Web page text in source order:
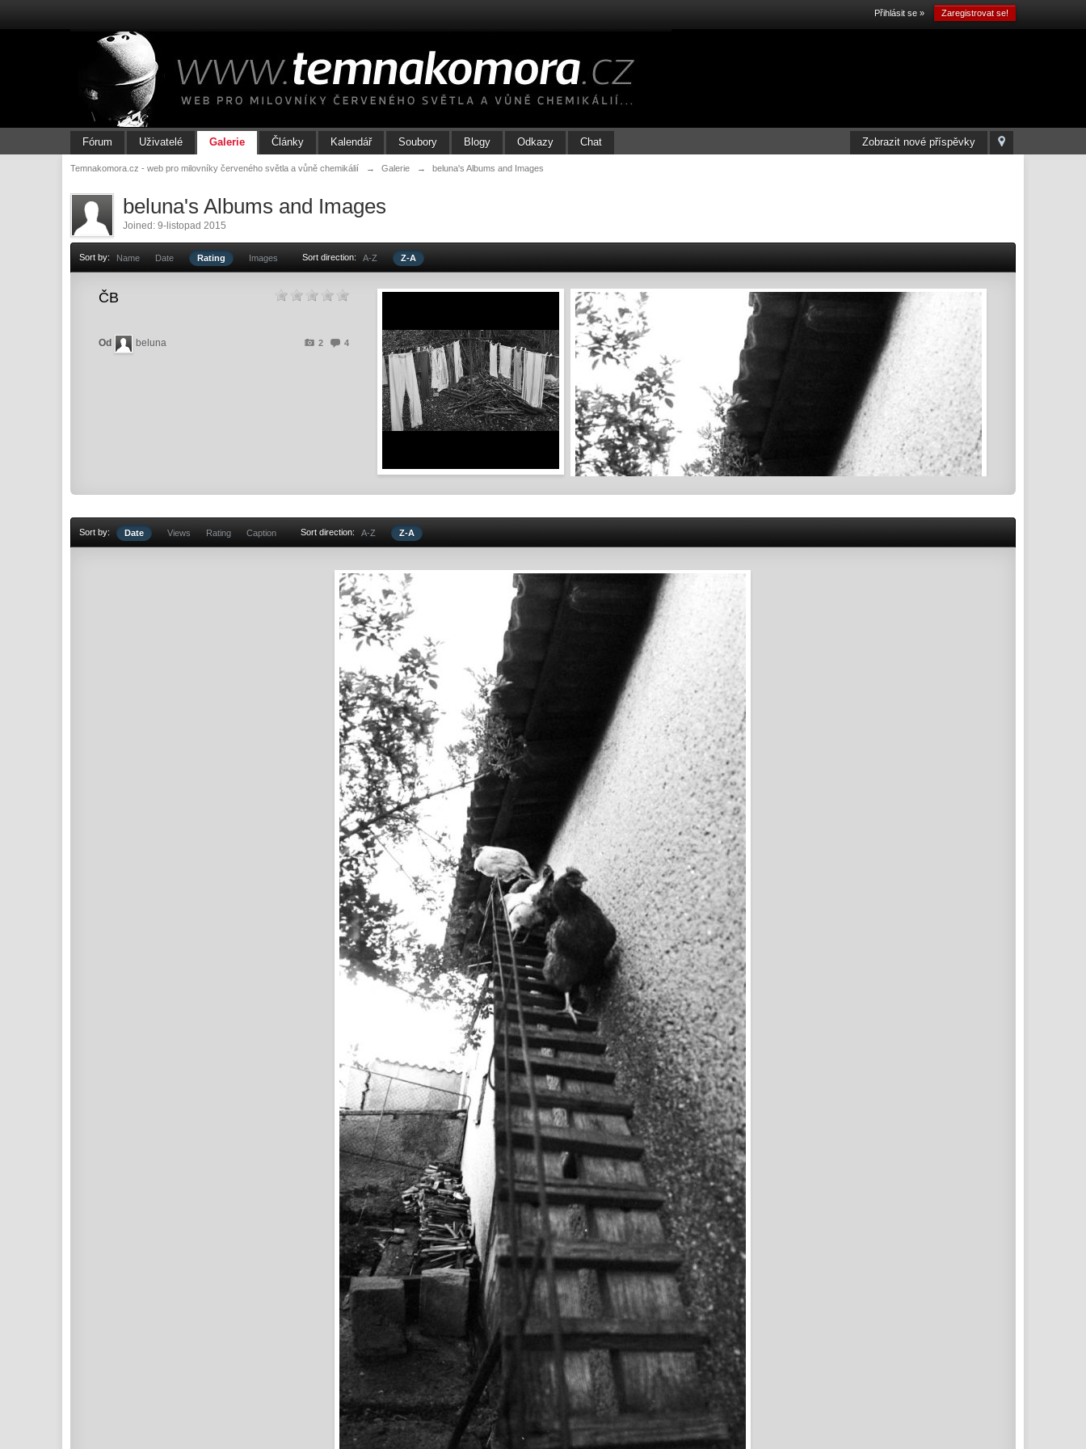
Přihlásit se » Zaregistrovat se!
Zobrazit nové příspěvky
Fórum Uživatelé Galerie Články Kalendář Soubory Blogy Odkazy Chat
Temnakomora.cz - web pro milovníky červeného světla a vůně chemikálií → Galerie → beluna's Albums and Images
beluna's Albums and Images
Joined: 9-listopad 2015
Sort by: Name Date Rating Images Sort direction: A-Z Z-A
ČB
2 4
Od beluna
Sort by: Date Views Rating Caption Sort direction: A-Z Z-A